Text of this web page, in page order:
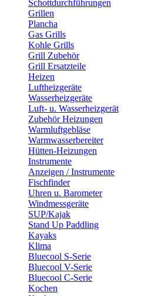
Schottdurchführungen
Grillen
Plancha
Gas Grills
Kohle Grills
Grill Zubehör
Grill Ersatzteile
Heizen
Luftheizgeräte
Wasserheizgeräte
Luft- u. Wasserheizgerät
Zubehör Heizungen
Warmluftgebläse
Warmwasserbereiter
Hütten-Heizungen
Instrumente
Anzeigen / Instrumente
Fischfinder
Uhren u. Barometer
Windmessgeräte
SUP/Kajak
Stand Up Paddling
Kayaks
Klima
Bluecool S-Serie
Bluecool V-Serie
Bluecool C-Serie
Kochen